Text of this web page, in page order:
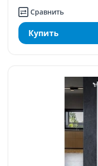
Сравнить
Купить